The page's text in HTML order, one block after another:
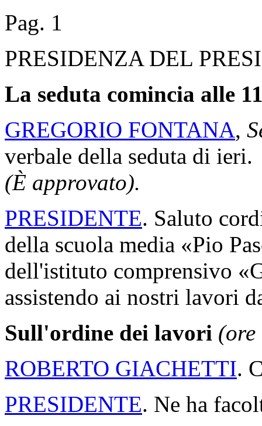
Pag. 1
PRESIDENZA DEL
La seduta comincia alle
GREGORIO FONTANA,
verbale della seduta di ieri.
(È approvato).
PRESIDENTE. Saluto
della scuola media «Pio
dell'istituto comprensivo
assistendo ai nostri lavori
Sull'ordine dei lavori (ore
ROBERTO GIACHETTI.
PRESIDENTE. Ne ha